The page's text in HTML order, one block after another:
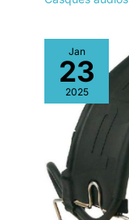
Jan
23
2025